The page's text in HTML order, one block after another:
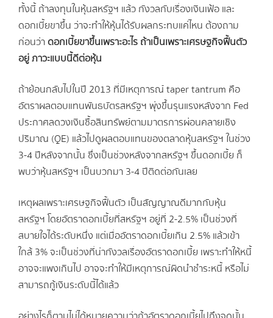
ทั้งนี้ ถ้าลงทุนในหุ้นสหรัฐฯ แล้ว กังวลกับเรื่องเงินเฟ้อ และ
ดอกเบี้ยขาขึ้น ว่าจะทำให้หุ้นได้รับผลกระทบแค่ไหน ต้องถาม
ก่อนว่าดอกเบี้ยขาขึ้นเพราะอะไร ถ้าเป็นเพราะเศรษฐกิจฟื้นตัว
อยู่ ภาวะแบบนี้ดีต่อหุ้น
ถ้าย้อนกลับไปในปี 2013 ที่มีเหตุการณ์ taper tantrum คือ
อัตราผลตอบแทนพันธบัตรสหรัฐฯ พุ่งขึ้นรุนแรงหลังจาก Fed
ประกาศลดวงเงินซื้อสินทรัพย์ตามมาตรการผ่อนคลายเชิง
ปริมาณ (QE) แล้วไปดูผลตอบแทนของตลาดหุ้นสหรัฐฯ ในช่วง
3-4 ปีหลังจากนั้น ซึ่งเป็นช่วงหลังจากสหรัฐฯ ขึ้นดอกเบี้ย ก็
พบว่าหุ้นสหรัฐฯ เป็นบวกมา 3-4 ปีติดต่อกันเลย
เหตุผลเพราะเศรษฐกิจฟื้นตัว เป็นสัญญาณดีมากกับหุ้น
สหรัฐฯ โดยอัตราดอกเบี้ยที่สหรัฐฯ อยู่ที่ 2-2.5% เป็นช่วงที่
สบายใจได้ระดับหนึ่ง แต่เมื่ออัตราดอกเบี้ยเกิน 2.5% แล้วเข้า
ใกล้ 3% จะเป็นช่วงที่น่ากังวลเรื่องอัตราดอกเบี้ย เพราะทำให้หนี้
อาจจะแพงเกินไป อาจจะทำให้มีเหตุการณ์ผิดนำชำระหนี้ หรือไม่
สามารถกู้เงินระดับนี้ได้แล้ว